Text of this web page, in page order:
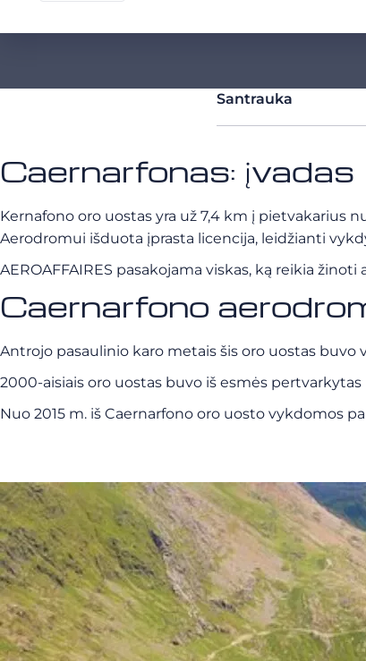
Santrauka
Caernarfonas: įvadas
Kernafono oro uostas yra už 7,4 km į pietvakarius
Aerodromui išduota įprasta licencija, leidžianti
AEROAFFAIRES pasakojama viskas, ką reikia
Caernarfono
Antrojo pasaulinio karo metais šis oro uostas
2000-aisiais oro uostas buvo iš esmės pertvarkytas
Nuo 2015 m. iš Caernarfono oro uosto vykdomos